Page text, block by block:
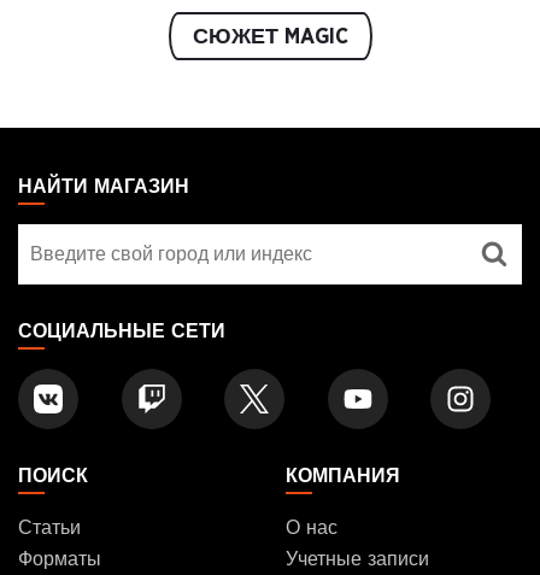
СЮЖЕТ MAGIC
THE
GATHERING
FOOTER
НАЙТИ МАГАЗИН
магазин
СОЦИАЛЬНЫЕ СЕТИ
ПОИСК
Статьи
Форматы
КОМПАНИЯ
О нас
Учетные записи